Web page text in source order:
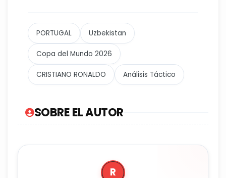
PORTUGAL Uzbekistan
Copa del Mundo 2026
CRISTIANO RONALDO Análisis Táctico
SOBRE EL AUTOR
R